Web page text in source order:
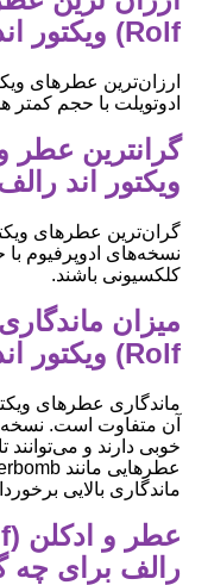
Rolf) ویکتور اند رالف
ارزان‌ترین عطرهای
ادوتویلت با حجم کمتر
ویکتور اند
گران‌ترین عطرهای
نسخه‌های ادوپرفیوم
کلکسیونی باشند.
Rolf) ویکتور اند رالف چقدر است؟
ماندگاری عطرهای
آن متفاوت است.
خوبی دارند و
ماندگاری بالایی
رالف برای